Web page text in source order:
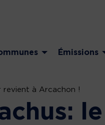
Émissions
revient à Arcachon !
le